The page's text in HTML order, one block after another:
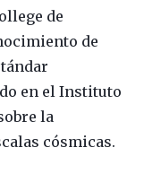
de
de
en el Instituto
la
cósmicas.